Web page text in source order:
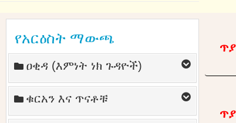
የአርዕስት ማውጫ
ዐቂዳ (እምነት ነክ ጉዳዮች)
ቁርአን እና ጥናቶቹ